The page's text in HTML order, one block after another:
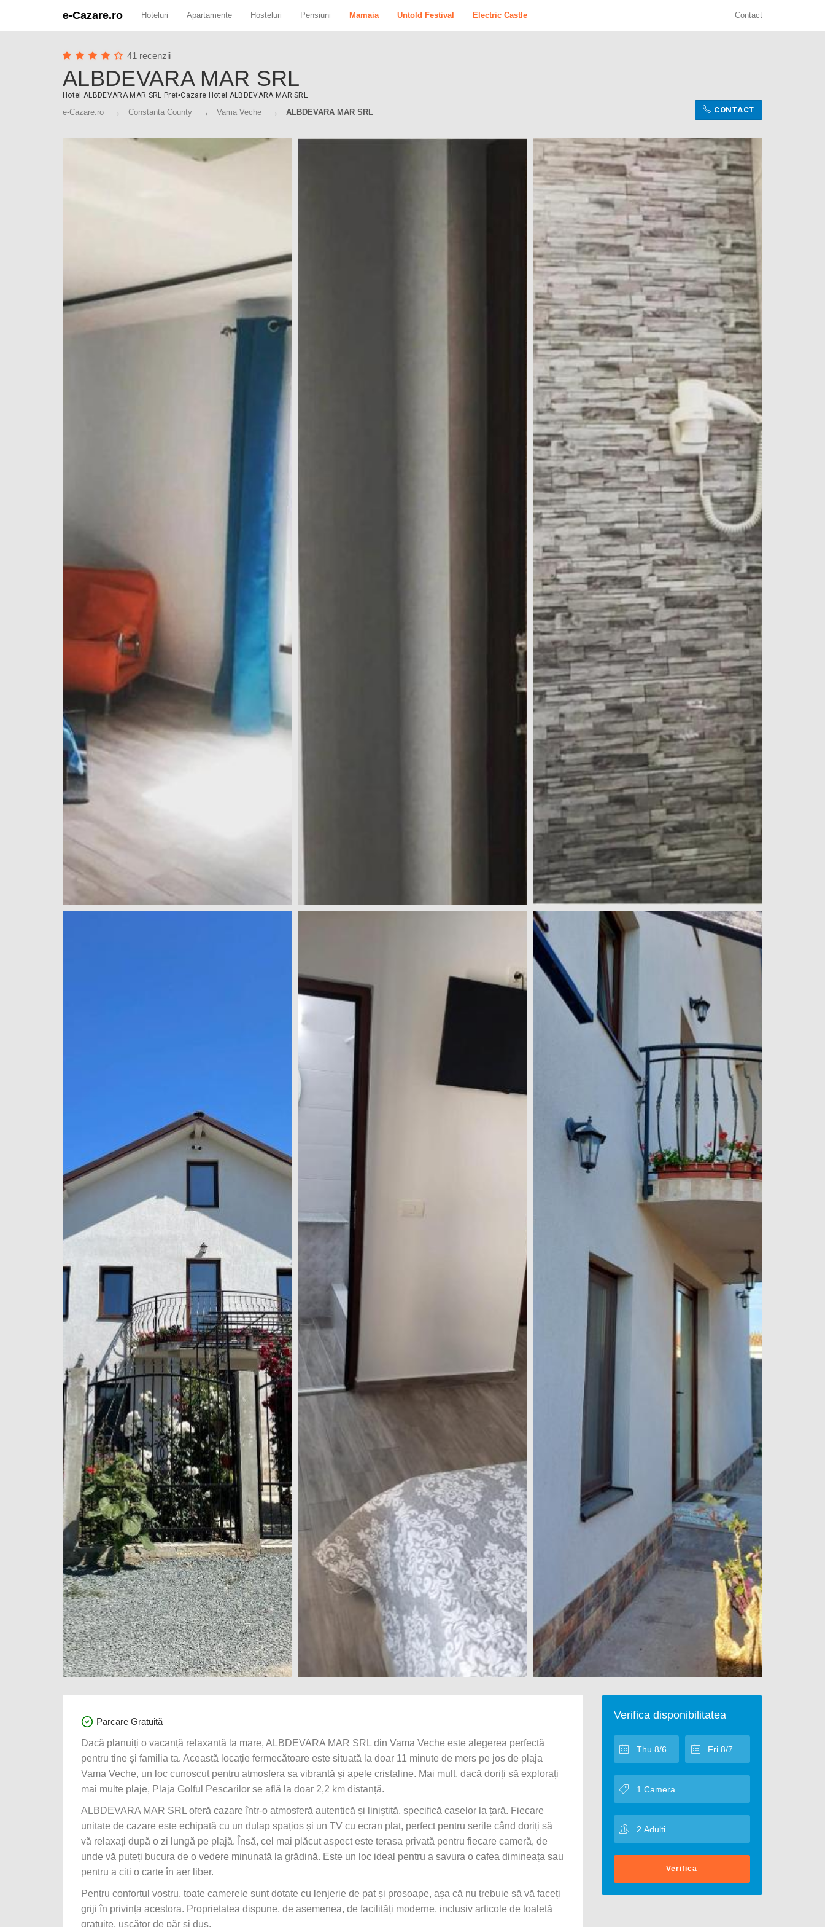
e-Cazare.ro Hoteluri Apartamente Hosteluri Pensiuni Mamaia Untold Festival Electric Castle Contact
41 recenzii
ALBDEVARA MAR SRL
Hotel ALBDEVARA MAR SRL Pret•Cazare Hotel ALBDEVARA MAR SRL
e-Cazare.ro Constanta County Vama Veche ALBDEVARA MAR SRL CONTACT
Verifica disponibilitatea
Verifica
Parcare Gratuită
Dacă planuiți o vacanță relaxantă la mare, ALBDEVARA MAR SRL din Vama Veche este alegerea perfectă
pentru tine și familia ta. Această locație fermecătoare este situată la doar 11 minute de mers pe jos de plaja
Vama Veche, un loc cunoscut pentru atmosfera sa vibrantă și apele cristaline. Mai mult, dacă doriți să explorați
mai multe plaje, Plaja Golful Pescarilor se află la doar 2,2 km distanță.
ALBDEVARA MAR SRL oferă cazare într-o atmosferă autentică și liniștită, specifică caselor la țară. Fiecare
unitate de cazare este echipată cu un dulap spațios și un TV cu ecran plat, perfect pentru serile când doriți să
vă relaxați după o zi lungă pe plajă. Însă, cel mai plăcut aspect este terasa privată pentru fiecare cameră, de
unde vă puteți bucura de o vedere minunată la grădină. Este un loc ideal pentru a savura o cafea dimineața sau
pentru a citi o carte în aer liber.
Pentru confortul vostru, toate camerele sunt dotate cu lenjerie de pat și prosoape, așa că nu trebuie să vă faceți
griji în privința acestora. Proprietatea dispune, de asemenea, de facilități moderne, inclusiv articole de toaletă
gratuite, uscător de păr și duș.